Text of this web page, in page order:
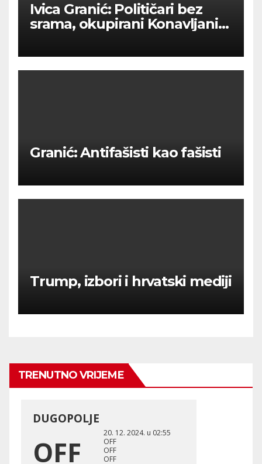
Ivica Granić: Političari bez
srama, okupirani Konavljani
Granić: Antifašisti kao fašisti
Trump, izbori i hrvatski mediji
TRENUTNO VRIJEME